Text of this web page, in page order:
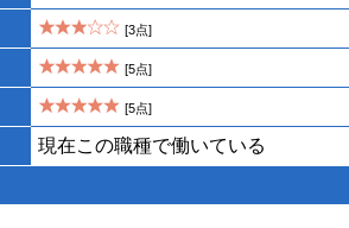
[3点]
[5点]
[5点]
現在この職種で働いている